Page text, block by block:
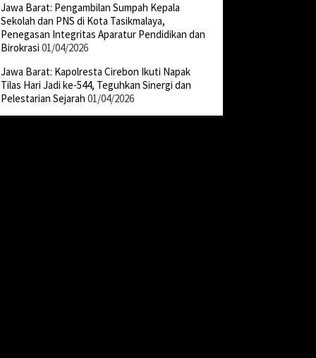
Jawa Barat: Pengambilan Sumpah Kepala
Sekolah dan PNS di Kota Tasikmalaya,
Penegasan Integritas Aparatur Pendidikan dan
Birokrasi 01/04/2026
Jawa Barat: Kapolresta Cirebon Ikuti Napak
Tilas Hari Jadi ke-544, Teguhkan Sinergi dan
Pelestarian Sejarah 01/04/2026